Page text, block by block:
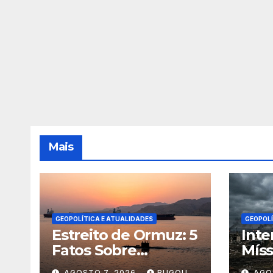
Mais
GEOPOLÍTICA E ATUALIDADES
Estreito de Ormuz: 5
Fatos Sobre
Geopolítica e